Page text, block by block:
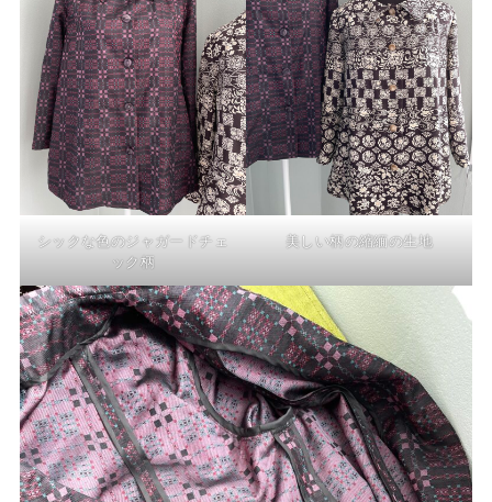
シックな色のジャガードチェ
ック柄
美しい柄の縮緬の生地